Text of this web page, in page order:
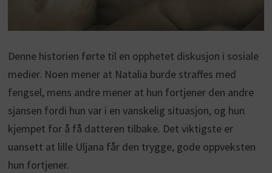
Denne historien førte til en opphetet diskusjon i sosiale
medier. Noen mener at Natalia burde straffes med
fengsel, mens andre mener at hun fortjener den andre
sjansen fordi hun var i en vanskelig situasjon, og hun
kjempet for å få datteren tilbake. Det viktigste er
uansett at lille Uljana får den trygge, gode oppveksten
hun fortjener.